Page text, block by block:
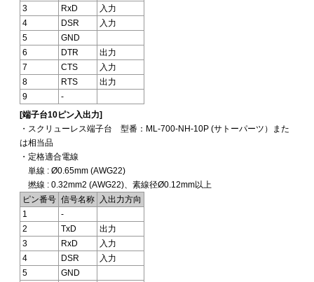
3
RxD
入力
4
DSR
入力
5
GND
6
DTR
出力
7
CTS
入力
8
RTS
出力
9
-
[端子台10ピン入出力]
・スクリューレス端子台 型番：ML-700-NH-10P (サトーパーツ）また
は相当品
・定格適合電線
単線 : Ø0.65mm (AWG22)
撚線 : 0.32mm2 (AWG22)、素線径Ø0.12mm以上
ピン番号 信号名称
入出力方向
1
-
2
TxD
出力
3
RxD
入力
4
DSR
入力
5
GND